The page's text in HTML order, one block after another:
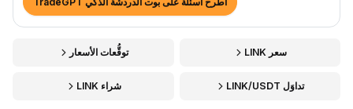
سعر LINK توقُّعات الأسعار
تداوَل LINK/USDT شراء LINK